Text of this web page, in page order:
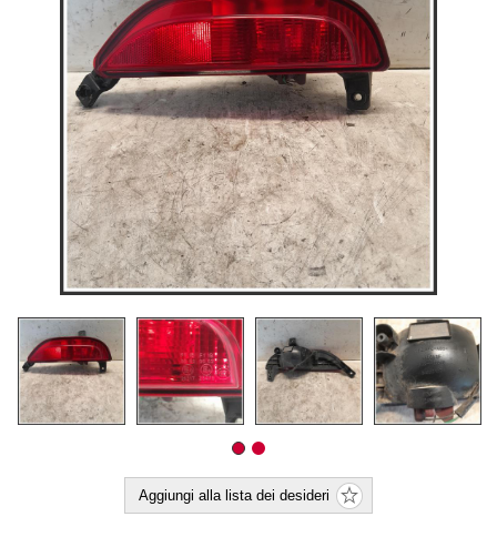
Aggiungi alla lista dei desideri